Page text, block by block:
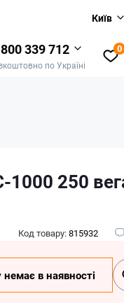
Київ
339 712
по Україні
0
1000 250
Код товару:815932
немає в наявності